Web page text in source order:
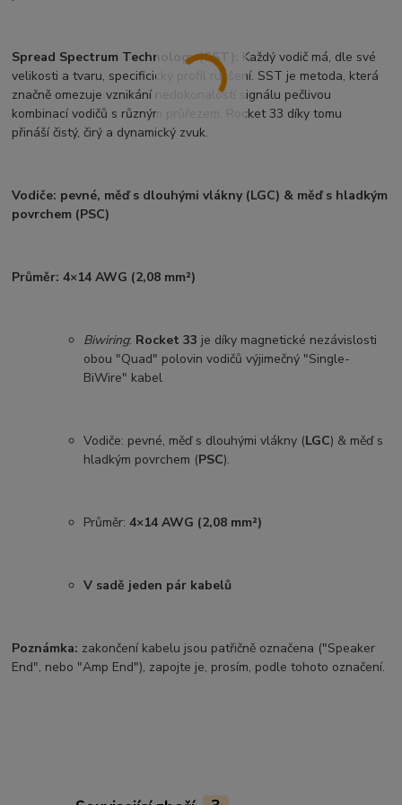
Spread Spectrum Technology (SST):
Každý vodič má, dle své
velikosti a tvaru, specificický profil rucšení. SST je metoda, která
značně omezuje vznikání nedokonalostí signálu pečlivou
kombinací vodičů s různým průřezem. Rocket 33 díky tomu
přináší čistý, čirý a dynamický zvuk.
Vodiče: pevné, měď s dlouhými vlákny (LGC) & měď s hladkým
povrchem (PSC)
Průměr: 4×14 AWG (2,08 mm²)
Biwiring: Rocket 33 je díky magnetické nezávislosti
obou "Quad" polovin vodičů výjimečný "Single-
BiWire" kabel
Vodiče: pevné, měď s dlouhými vlákny (LGC) & měď s
hladkým povrchem (PSC).
Průměr: 4×14 AWG (2,08 mm²)
V sadě jeden pár kabelů
Poznámka: zakončení kabelu jsou patřičně označena ("Speaker
End", nebo "Amp End"), zapojte je, prosím, podle tohoto označení.